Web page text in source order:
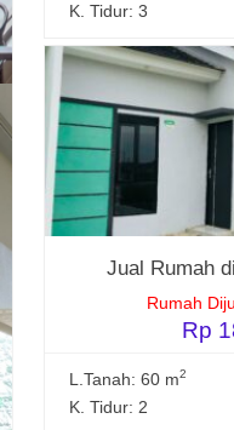
K. Tidur: 3
Jual Rumah
Rumah
Rp
L.Tanah: 60 m2
K. Tidur: 2